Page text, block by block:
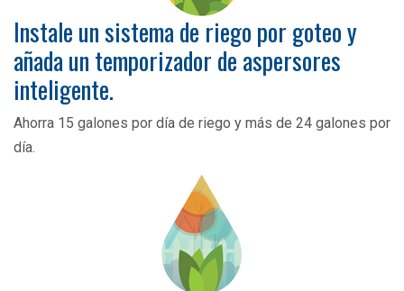
Instale un sistema de riego por goteo y
añada un temporizador de aspersores
inteligente.
Ahorra 15 galones por día de riego y más de 24 galones por
día.